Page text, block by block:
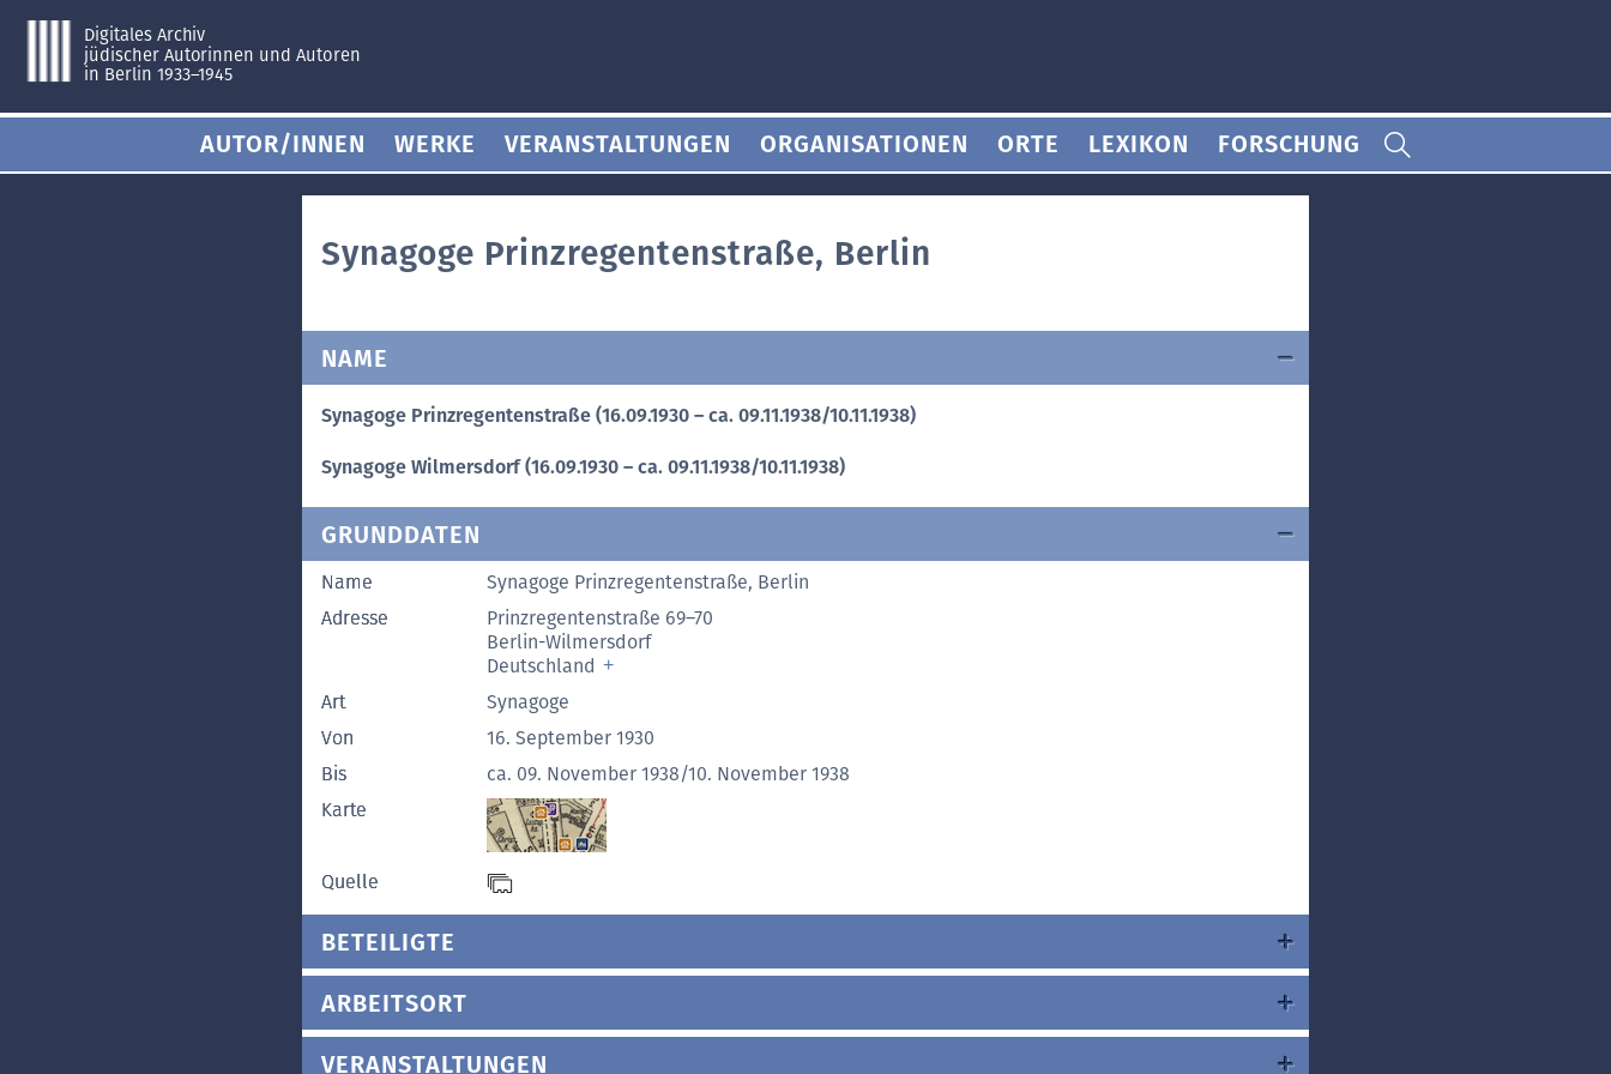
Digitales Archiv
jüdischer Autorinnen und Autoren
in Berlin 1933–1945
AUTOR/INNEN WERKE VERANSTALTUNGEN ORGANISATIONEN ORTE LEXIKON FORSCHUNG
Synagoge Prinzregentenstraße, Berlin
NAME
Synagoge Prinzregentenstraße (16.09.1930 – ca. 09.11.1938/10.11.1938)
Synagoge Wilmersdorf (16.09.1930 – ca. 09.11.1938/10.11.1938)
GRUNDDATEN
Name
Synagoge Prinzregentenstraße, Berlin
Adresse
Prinzregentenstraße 69–70
Berlin-Wilmersdorf
Deutschland
Art
Synagoge
Von
16. September 1930
Bis
ca. 09. November 1938/10. November 1938
Karte
Quelle
BETEILIGTE
ARBEITSORT
VERANSTALTUNGEN